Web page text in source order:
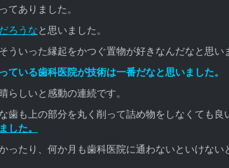
ありました。
ろうなと思いました。
いった縁起をかつぐ置物が好きなんだなと思い
ている歯科医院が技術は一番だなと思いました。
しいと感動の連続です。
も上の部分を丸く削って詰め物をしなくても良
した。
たり、何か月も歯科医院に通わないといけない